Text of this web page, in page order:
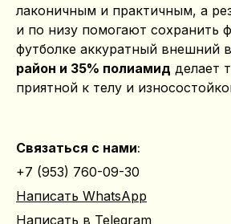
лаконичным и практичным, а
и по низу помогают сохранить
футболке аккуратный внешний
район и 35% полиамид делает
приятной к телу и
Связаться с нами:
+7 (953) 760-09-30
Написать WhatsApp
Написать в Telegram